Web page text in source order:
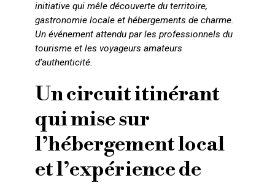
initiative qui mêle découverte du territoire,
gastronomie locale et hébergements de charme.
Un événement attendu par les professionnels du
tourisme et les voyageurs amateurs
d’authenticité.
Un circuit itinérant
qui mise sur
l’hébergement local
et l’expérience de